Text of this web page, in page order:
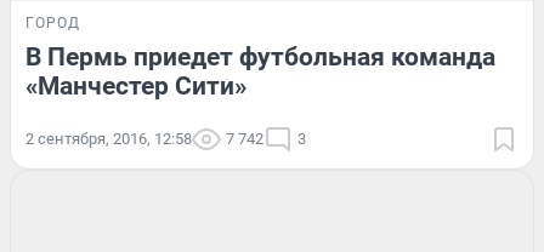
ГОРОД
В Пермь приедет футбольная команда
«Манчестер Сити»
2 сентября, 2016, 12:58 7 742 3